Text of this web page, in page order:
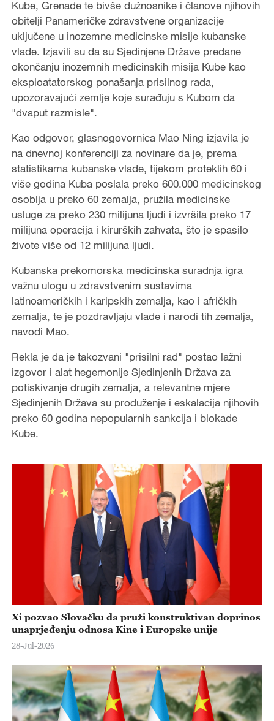
Kube, Grenade te bivše dužnosnike i članove njihovih
obitelji Panameričke zdravstvene organizacije
uključene u inozemne medicinske misije kubanske
vlade. Izjavili su da su Sjedinjene Države predane
okončanju inozemnih medicinskih misija Kube kao
eksploatatorskog ponašanja prisilnog rada,
upozoravajući zemlje koje surađuju s Kubom da
"dvaput razmisle".
Kao odgovor, glasnogovornica Mao Ning izjavila je
na dnevnoj konferenciji za novinare da je, prema
statistikama kubanske vlade, tijekom proteklih 60 i
više godina Kuba poslala preko 600.000 medicinskog
osoblja u preko 60 zemalja, pružila medicinske
usluge za preko 230 milijuna ljudi i izvršila preko 17
milijuna operacija i kirurških zahvata, što je spasilo
živote više od 12 milijuna ljudi.
Kubanska prekomorska medicinska suradnja igra
važnu ulogu u zdravstvenim sustavima
latinoameričkih i karipskih zemalja, kao i afričkih
zemalja, te je pozdravljaju vlade i narodi tih zemalja,
navodi Mao.
Rekla je da je takozvani "prisilni rad" postao lažni
izgovor i alat hegemonije Sjedinjenih Država za
potiskivanje drugih zemalja, a relevantne mjere
Sjedinjenih Država su produženje i eskalacija njihovih
preko 60 godina nepopularnih sankcija i blokade
Kube.
Xi pozvao Slovačku da pruži konstruktivan doprinos
unaprjeđenju odnosa Kine i Europske unije
28-Jul-2026